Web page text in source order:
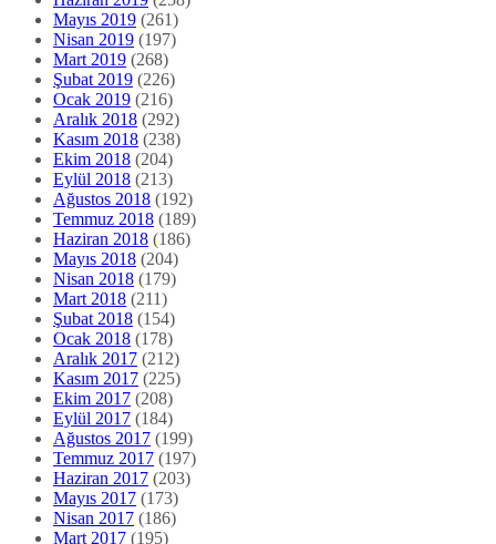
Mayıs 2019 (261)
Nisan 2019 (197)
Mart 2019 (268)
Şubat 2019 (226)
Ocak 2019 (216)
Aralık 2018 (292)
Kasım 2018 (238)
Ekim 2018 (204)
Eylül 2018 (213)
Ağustos 2018 (192)
Temmuz 2018 (189)
Haziran 2018 (186)
Mayıs 2018 (204)
Nisan 2018 (179)
Mart 2018 (211)
Şubat 2018 (154)
Ocak 2018 (178)
Aralık 2017 (212)
Kasım 2017 (225)
Ekim 2017 (208)
Eylül 2017 (184)
Ağustos 2017 (199)
Temmuz 2017 (197)
Haziran 2017 (203)
Mayıs 2017 (173)
Nisan 2017 (186)
Mart 2017 (195)